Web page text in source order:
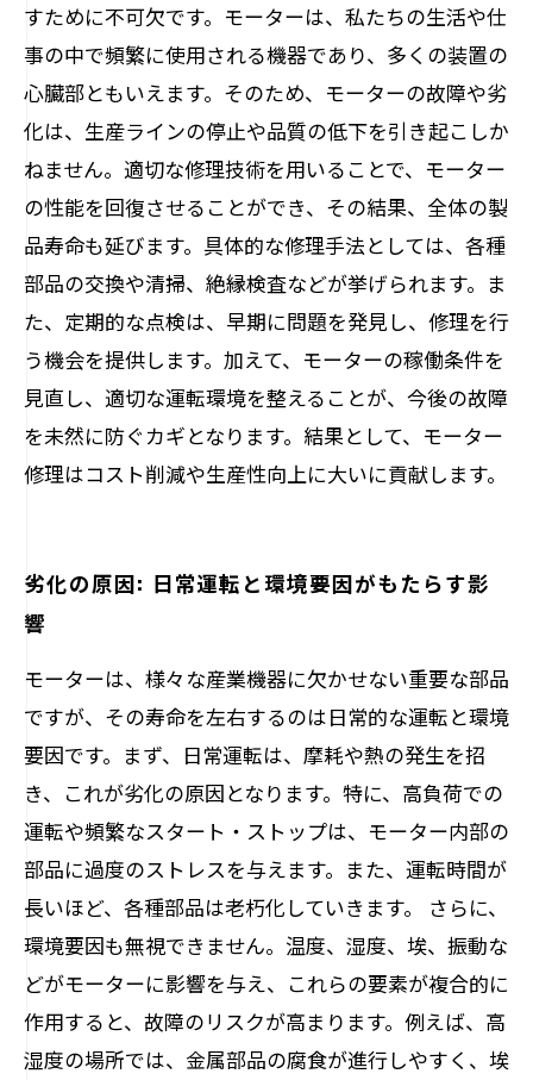
コスト削減と生産性向上: モーター管理の経
済効果
未来へ繋ぐ技術: モーター修理が実現する持
続可能な製品の寿命
すために不可欠です。モーターは、私たちの生活や仕
事の中で頻繁に使用される機器であり、多くの装置の
心臓部ともいえます。そのため、モーターの故障や劣
化は、生産ラインの停止や品質の低下を引き起こしか
ねません。適切な修理技術を用いることで、モーター
の性能を回復させることができ、その結果、全体の製
品寿命も延びます。具体的な修理手法としては、各種
部品の交換や清掃、絶縁検査などが挙げられます。ま
た、定期的な点検は、早期に問題を発見し、修理を行
う機会を提供します。加えて、モーターの稼働条件を
見直し、適切な運転環境を整えることが、今後の故障
を未然に防ぐカギとなります。結果として、モーター
修理はコスト削減や生産性向上に大いに貢献します。
劣化の原因: 日常運転と環境要因がもたらす影
響
モーターは、様々な産業機器に欠かせない重要な部品
ですが、その寿命を左右するのは日常的な運転と環境
要因です。まず、日常運転は、摩耗や熱の発生を招
き、これが劣化の原因となります。特に、高負荷での
運転や頻繁なスタート・ストップは、モーター内部の
部品に過度のストレスを与えます。また、運転時間が
長いほど、各種部品は老朽化していきます。 さらに、
環境要因も無視できません。温度、湿度、埃、振動な
どがモーターに影響を与え、これらの要素が複合的に
作用すると、故障のリスクが高まります。例えば、高
湿度の場所では、金属部品の腐食が進行しやすく、埃